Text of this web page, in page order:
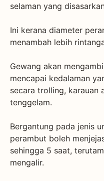
selaman yang
Ini kerana diameter
menambah lebih
Gewang akan
mencapai kedalaman
secara trolling, karauan
tenggelam.
Bergantung pada jenis
perambut boleh
sehingga 5 saat,
mengalir.